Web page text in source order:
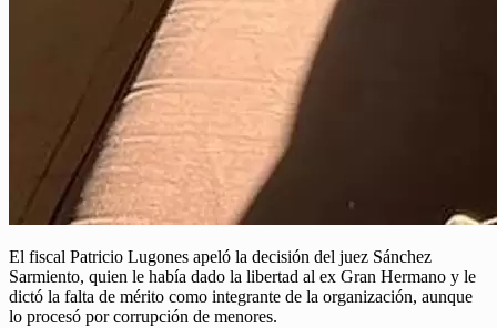
El fiscal Patricio Lugones apeló la decisión del juez Sánchez
Sarmiento, quien le había dado la libertad al ex Gran Hermano y le
dictó la falta de mérito como integrante de la organización, aunque
lo procesó por corrupción de menores.